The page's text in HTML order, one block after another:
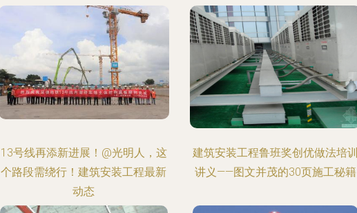
13号线再添新进展！@光明人，这
个路段需绕行！建筑安装工程最新
动态
建筑安装工程鲁班奖创优做法培训
讲义——图文并茂的30页施工秘籍